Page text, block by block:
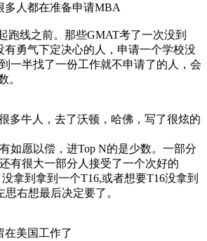
多人都在准备申请MBA
跑线之前。那些GMAT考了一次没到
有勇气下定决心的人，申请一个学校没
一半找了一份工作就不申请了的人，会
。
多牛人，去了沃顿，哈佛，写了很炫的
如愿以偿，进Top N的是少数。一部分
有很大一部分人接受了一个次好的
拿到拿到一个T16,或者想要T16没拿到
右想最后决定要了。
在美国工作了